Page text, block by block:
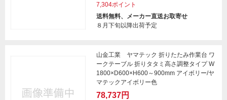
7,304ポイント
送料無料、メーカー直送お取寄せ
８月下旬以降出荷予定
山金工業 ヤマテック 折りたたみ作業台 ワ
ークテーブル 折りタタミ高さ調整タイプ W
1800×D600×H600～900mm アイボリー/ヤ
マテックアイボリー色
78,737円